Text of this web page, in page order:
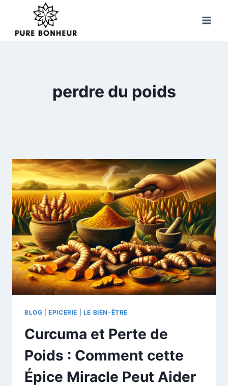
content
perdre du poids
BLOG |EPICERIE LE BIEN-ÊTRE
Curcuma et Perte de
Poids : Comment cette
Épice Miracle Peut Aider